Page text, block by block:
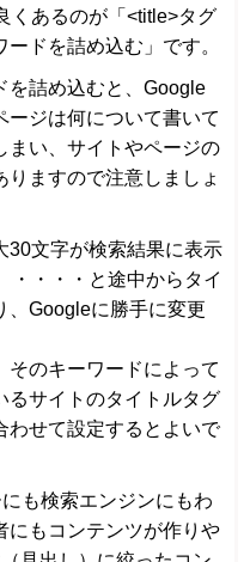
くあるのが「<title>タグ
ドを詰め込む」です。
を詰め込むと、Google
ージは何について書いて
まい、サイトやページの
ますので注意しましょ
30文字が検索結果に表示
・・・・と途中からタイ
、Googleに勝手に変更
そのキーワードによって
るサイトのタイトルタグ
わせて設定するとよいで
も検索エンジンにもわ
にもコンテンツが作りや